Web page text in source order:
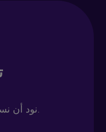
نود أن نسمع كيف يمكننا مساعدتك.